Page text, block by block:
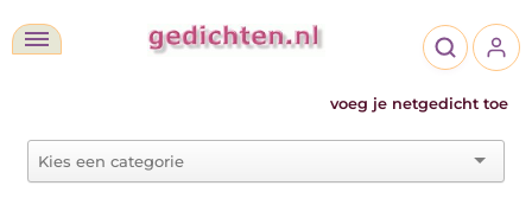
voeg je netgedicht toe